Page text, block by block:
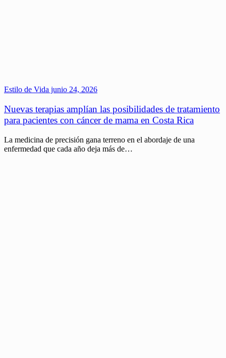
Estilo de Vida junio 24, 2026
Nuevas terapias amplían las posibilidades de tratamiento
para pacientes con cáncer de mama en Costa Rica
La medicina de precisión gana terreno en el abordaje de una
enfermedad que cada año deja más de…